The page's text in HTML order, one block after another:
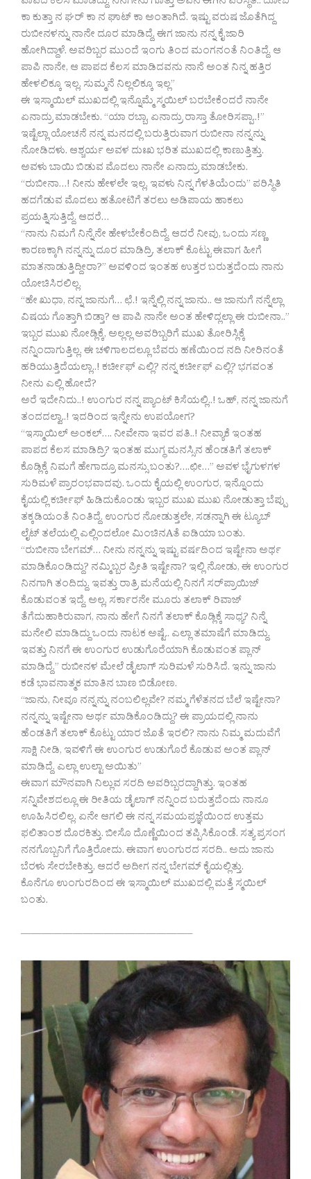
ಕಾ ಕುತ್ತಾ ನ ಘರ್ ಕಾ ನ ಘಾಟ್ ಕಾ ಅಂತಾಗಿದೆ. ಇಷ್ಟು ವರುಷ ಜೊತೆಗಿದ್ದ
ರುಬೀನಳನ್ನು ನಾನೇ ದೂರ ಮಾಡಿದ್ದೆ, ಈಗ ಜಾನು ನನ್ನ ಕೈ ಜಾರಿ
ಹೋಗಿದ್ದಾಳೆ. ಅವರಿಬ್ಬರ ಮುಂದೆ ಇಂಗು ತಿಂದ ಮಂಗನಂತೆ ನಿಂತಿದ್ದೆ. ಆ
ಪಾಪಿ ನಾನೇ, ಆ ಪಾಪದ ಕೆಲಸ ಮಾಡಿದವನು ನಾನೆ ಅಂತ ನಿನ್ನ ಹತ್ತಿರ
ಹೇಳಲಿಕ್ಕೂ ಇಲ್ಲ, ಸುಮ್ಮನೆ ನಿಲ್ಲಲಿಕ್ಕೂ ಇಲ್ಲ”
ಈ ಇಸ್ಮಾಯಿಲ್ ಮುಖದಲ್ಲಿ ಇನ್ನೊಮ್ಮೆ ಸ್ಮಯಿಲ್ ಬರಬೇಕೆಂದರೆ ನಾನೇ
ಏನಾದ್ರು ಮಾಡಬೇಕು. “ಯಾ ರಬ್ಬಾ, ಏನಾದ್ರು ರಾಸ್ತಾ ತೋರಿಸಪ್ಪಾ..!”
ಇಷ್ಟೆಲ್ಲಾ ಯೋಚನೆ ನನ್ನ ಮನದಲ್ಲಿ ಬರುತ್ತಿರುವಾಗ ರುಬೀನಾ ನನ್ನನ್ನು
ನೋಡಿದಳು. ಆಶ್ಚರ್ಯ ಅವಳ ದುಃಖ ಭರಿತ ಮುಖದಲ್ಲಿ ಕಾಣುತ್ತಿತ್ತು.
ಅವಳು ಬಾಯಿ ಬಿಡುವ ಮೊದಲು ನಾನೇ ಏನಾದ್ರು ಮಾಡಬೇಕು.
“ರುಬೀನಾ…! ನೀನು ಹೇಳಲೇ ಇಲ್ಲ, ಇವಳು ನಿನ್ನ ಗೆಳತಿಯೆಂದು” ಪರಿಸ್ಥಿತಿ
ಹದಗೆಡುವ ಮೊದಲು ಹತೋಟಿಗೆ ತರಲು ಅಡಿಪಾಯ ಹಾಕಲು
ಪ್ರಯತ್ನಿಸುತ್ತಿದ್ದೆ. ಆದರೆ…
“ನಾನು ನಿಮಗೆ ನಿನ್ನೆನೇ ಹೇಳಬೇಕೆಂದಿದ್ದೆ. ಆದರೆ ನೀವು, ಒಂದು ಸಣ್ಣ
ಕಾರಣಕ್ಕಾಗಿ ನನ್ನನ್ನು ದೂರ ಮಾಡಿದ್ರಿ. ತಲಾಕ್ ಕೊಟ್ಟು ಈವಾಗ ಹೀಗೆ
ಮಾತನಾಡುತ್ತಿದ್ದೀರಾ?” ಅವಳಿಂದ ಇಂತಹ ಉತ್ತರ ಬರುತ್ತದೆಂದು ನಾನು
ಯೋಚಿಸಿರಲಿಲ್ಲ.
“ಹೇ ಖುಧಾ, ನನ್ನ ಜಾನುಗೆ… ಛೆ.! ಇನ್ನೆಲ್ಲಿ ನನ್ನ ಜಾನು.. ಆ ಜಾನುಗೆ ನನ್ನೆಲ್ಲಾ
ವಿಷಯ ಗೊತ್ತಾಗಿ ಬಿಡ್ತಾ? ಆ ಪಾಪಿ ನಾನೇ ಅಂತ ಹೇಳಿದ್ಲಲ್ಲಾ ಈ ರುಬೀನಾ..”
ಇಬ್ಬರ ಮುಖ ನೋಡ್ಲಿಕ್ಕೆ, ಅಲ್ಲಲ್ಲ ಅವರಿಬ್ಬರಿಗೆ ಮುಖ ತೋರಿಸ್ಲಿಕ್ಕೆ
ನನ್ನಿಂದಾಗುತ್ತಿಲ್ಲ. ಈ ಚಳಿಗಾಲದಲ್ಲೂ ಬೆವರು ಹಣೆಯಿಂದ ನದಿ ನೀರಿನಂತೆ
ಹರಿಯುತ್ತಿದೆಯಲ್ಲಾ..! ಕರ್ಚೀಫ್ ಎಲ್ಲಿ? ನನ್ನ ಕರ್ಚೀಫ್ ಎಲ್ಲಿ? ಭಗವಂತ
ನೀನು ಎಲ್ಲಿ ಹೋದೆ?
ಅರೆ ಇದೇನಿದು..! ಉಂಗುರ ನನ್ನ ಪ್ಯಾಂಟ್ ಕಿಸೆಯಲ್ಲಿ..! ಒಹ್, ನನ್ನ ಜಾನುಗೆ
ತಂದದಲ್ವಾ..! ಇದರಿಂದ ಇನ್ನೇನು ಉಪಯೋಗ?
“ಇಸ್ಮಾಯಿಲ್ ಅಂಕಲ್…. ನೀವೇನಾ ಇವರ ಪತಿ..! ನೀವ್ಯಾಕೆ ಇಂತಹ
ಪಾಪದ ಕೆಲಸ ಮಾಡಿದ್ರಿ? ಇಂತಹ ಮುಗ್ಧ ಮನಸ್ಸಿನ ಹೆಂಡತಿಗೆ ತಲಾಕ್
ಕೊಡ್ಲಿಕ್ಕೆ ನಿಮಗೆ ಹೇಗಾದ್ರೂ ಮನಸ್ಸು ಬಂತು?….ಛೀ…” ಅವಳ ಭೈಗುಳಗಳ
ಸುರಿಮಳೆ ಪ್ರಾರಂಭವಾದವು. ಒಂದು ಕೈಯಲ್ಲಿ ಉಂಗುರ, ಇನ್ನೊಂದು
ಕೈಯಲ್ಲಿ ಕರ್ಚೀಫ್ ಹಿಡಿದುಕೊಂಡು ಇಬ್ಬರ ಮುಖ ಮುಖ ನೋಡುತ್ತಾ ಬೆಪ್ಪು
ತಕ್ಕಡಿಯಂತೆ ನಿಂತಿದ್ದೆ. ಉಂಗುರ ನೋಡುತ್ತಲೇ, ಸಡನ್ನಾಗಿ ಈ ಟ್ಯೂಬ್
ಲೈಟ್ ತಲೆಯಲ್ಲಿ ಎಲ್ಲಿಂದಲೋ ಮಿಂಚಿನAತೆ ಐಡಿಯಾ ಬಂತು.
“ರುಬೀನಾ ಬೇಗಮ್… ನೀನು ನನ್ನನ್ನು ಇಷ್ಟು ವರ್ಷದಿಂದ ಇಷ್ಟೇನಾ ಅರ್ಥ
ಮಾಡಿಕೊಂಡಿದ್ದು? ನಮ್ಮಿಬ್ಬರ ಪ್ರೀತಿ ಇಷ್ಟೇನಾ? ಇಲ್ಲಿ ನೋಡು, ಈ ಉಂಗುರ
ನಿನಗಾಗಿ ತಂದಿದ್ದು. ಇವತ್ತು ರಾತ್ರಿ ಮನೆಯಲ್ಲಿ ನಿನಗೆ ಸರ್‌ಪ್ರಾಯಿಜ್
ಕೊಡುವಂತ ಇದ್ದೆ. ಅಲ್ಲ, ಸರ್ಕಾರನೇ ಮೂರು ತಲಾಕ್ ರಿವಾಜ್
ತೆಗೆದುಹಾಕಿರುವಾಗ, ನಾನು ಹೇಗೆ ನಿನಗೆ ತಲಾಕ್ ಕೊಡ್ಲಿಕ್ಕೆ ಸಾಧ್ಯ? ನಿನ್ನೆ
ಮನೇಲಿ ಮಾಡಿದ್ದು ಒಂದು ನಾಟಕ ಅಷ್ಟೆ.. ಎಲ್ಲಾ ತಮಾಷೆಗೆ ಮಾಡಿದ್ದು.
ಇವತ್ತು ನಿನಗೆ ಈ ಉಂಗುರ ಉಡುಗೊರೆಯಾಗಿ ಕೊಡುವಂತ ಪ್ಲಾನ್
ಮಾಡಿದ್ದೆ.” ರುಬೀನಳ ಮೇಲೆ ಡೈಲಾಗ್ ಸುರಿಮಳೆ ಸುರಿಸಿದೆ. ಇನ್ನು ಜಾನು
ಕಡೆ ಭಾವನಾತ್ಮಕ ಮಾತಿನ ಬಾಣ ಬಿಡೋಣ.
“ಜಾನು, ನೀವೂ ನನ್ನನ್ನು ನಂಬಲಿಲ್ಲವೇ? ನಮ್ಮ ಗೆಳೆತನದ ಬೆಲೆ ಇಷ್ಟೇನಾ?
ನನ್ನನ್ನು ಇಷ್ಟೇನಾ ಅರ್ಥ ಮಾಡಿಕೊಂಡಿದ್ದು? ಈ ಪ್ರಾಯದಲ್ಲಿ ನಾನು
ಹೆಂಡತಿಗೆ ತಲಾಕ್ ಕೊಟ್ಟು ಯಾರ ಜೊತೆ ಇರಲಿ? ನಾನು ನಿಮ್ಮ ಮದುವೆಗೆ
ಸಾಕ್ಷಿ ನೀಡಿ, ಇವಳಿಗೆ ಈ ಉಂಗುರ ಉಡುಗೊರೆ ಕೊಡುವ ಅಂತ ಪ್ಲಾನ್
ಮಾಡಿದ್ದೆ. ಎಲ್ಲಾ ಉಲ್ಟಾ ಅಯಿತು”
ಈವಾಗ ಮೌನವಾಗಿ ನಿಲ್ಲುವ ಸರದಿ ಅವರಿಬ್ಬರದ್ದಾಗಿತ್ತು. ಇಂತಹ
ಸನ್ನಿವೇಶದಲ್ಲೂ ಈ ರೀತಿಯ ಡೈಲಾಗ್ ನನ್ನಿಂದ ಬರುತ್ತದೆಂದು ನಾನೂ
ಊಹಿಸಿರಲಿಲ್ಲ. ಏನೇ ಆಗಲಿ ಈ ನನ್ನ ಸಮಯಪ್ರಜ್ಞೆಯಿಂದ ಉತ್ತಮ
ಫಲಿತಾಂಶ ದೊರಕಿತ್ತು. ಬೀಸೊ ದೊಣ್ಣೆಯಿಂದ ತಪ್ಪಿಸಿಕೊಂಡೆ. ಸತ್ಯ ಪ್ರಸಂಗ
ನನಗೊಬ್ಬನಿಗೆ ಗೊತ್ತಿರೋದು. ಈವಾಗ ಉಂಗುರದ ಸರದಿ.. ಅದು ಜಾನು
ಬೆರಳು ಸೇರಬೇಕಿತ್ತು, ಆದರೆ ಅದೀಗ ನನ್ನ ಬೇಗಮ್ ಕೈಯಲ್ಲಿತ್ತು.
ಕೊನೆಗೂ ಉಂಗುರದಿಂದ ಈ ಇಸ್ಮಾಯಿಲ್ ಮುಖದಲ್ಲಿ ಮತ್ತೆ ಸ್ಮಯಿಲ್
ಬಂತು.
————————————————–